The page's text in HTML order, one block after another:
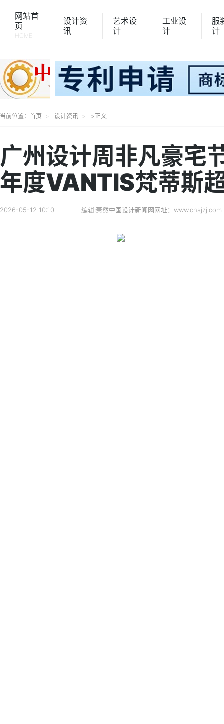
网站首
页
HOME
设计资
讯
艺术设
计
工业设
计
服
计
当前位置： 首页 设计资讯 >正文
广州设计周非凡豪
年度VANTIS梵蒂斯
2026-05-12 10:10 编辑:萧然中国设计新闻网网址：www.chsjzj.com